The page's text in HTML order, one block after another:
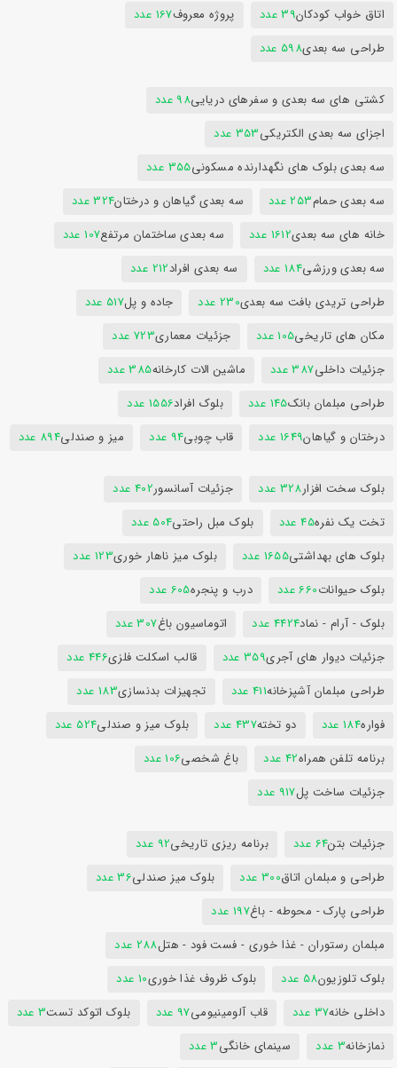
اتاق خواب کودکان39 عدد پروژه معروف167 عدد
طراحی سه بعدی598 عدد
کشتی های سه بعدی و سفرهای دریایی98 عدد
اجزای سه بعدی الکتریکی353 عدد
سه بعدی بلوک های نگهدارنده مسکونی355 عدد
سه بعدی حمام253 عدد سه بعدی گیاهان و درختان324 عدد
خانه های سه بعدی1612 عدد سه بعدی ساختمان مرتفع107 عدد
سه بعدی ورزشی184 عدد سه بعدی افراد212 عدد
طراحی تریدی بافت سه بعدی230 عدد جاده و پل517 عدد
مکان های تاریخی105 عدد جزئیات معماری723 عدد
جزئیات داخلی387 عدد ماشین الات کارخانه385 عدد
طراحی مبلمان بانک145 عدد بلوک افراد1556 عدد
درختان و گیاهان1649 عدد قاب چوبی94 عدد میز و صندلی894 عدد
بلوک سخت افزار328 عدد جزئیات آسانسور402 عدد
تخت یک نفره45 عدد بلوک مبل راحتی504 عدد
بلوک های بهداشتی1655 عدد بلوک میز ناهار خوری123 عدد
بلوک حیوانات660 عدد درب و پنجره605 عدد
بلوک - آرام - نماد4424 عدد اتوماسیون باغ307 عدد
جزئیات دیوار های آجری359 عدد قالب اسکلت فلزی446 عدد
طراحی مبلمان آشپزخانه411 عدد تجهیزات بدنسازی183 عدد
فواره184 عدد دو تخته437 عدد بلوک میز و صندلی524 عدد
برنامه تلفن همراه42 عدد باغ شخصی106 عدد
جزئیات ساخت پل917 عدد
جزئیات بتن64 عدد برنامه ریزی تاریخی92 عدد
طراحی و مبلمان اتاق300 عدد بلوک میز صندلی36 عدد
طراحی پارک - محوطه - باغ197 عدد
مبلمان رستوران - غذا خوری - فست فود - هتل288 عدد
بلوک تلوزیون58 عدد بلوک ظروف غذا خوری10 عدد
داخلی خانه37 عدد قاب آلومینیومی97 عدد بلوک اتوکد تست3 عدد
نمازخانه3 عدد سینمای خانگی3 عدد